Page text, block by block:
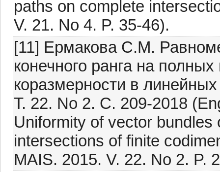
paths on complete
V. 21. No 4. P. 35-46).
[11] Ермакова С.М.
конечного ранга на
коразмерности в
Т. 22. No 2. C. 209-2018
Uniformity of vector
intersections of finite
MAIS. 2015. V. 22. No 2. P.